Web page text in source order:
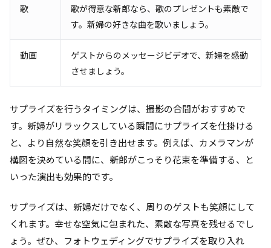
歌
歌が得意な新郎なら、歌のプレゼントも素敵で
す。新婦の好きな曲を歌いましょう。
動画
ゲストからのメッセージビデオで、新婦を感動
させましょう。
サプライズを行うタイミングは、撮影の合間がおすすめで
す。新婦がリラックスしている瞬間にサプライズを仕掛ける
と、より自然な笑顔を引き出せます。例えば、カメラマンが
構図を決めている間に、新郎がこっそり花束を準備する、と
いった演出も効果的です。
サプライズは、新婦だけでなく、周りのゲストも笑顔にして
くれます。幸せな空気に包まれた、素敵な写真を残せるでし
ょう。ぜひ、フォトウェディングでサプライズを取り入れ